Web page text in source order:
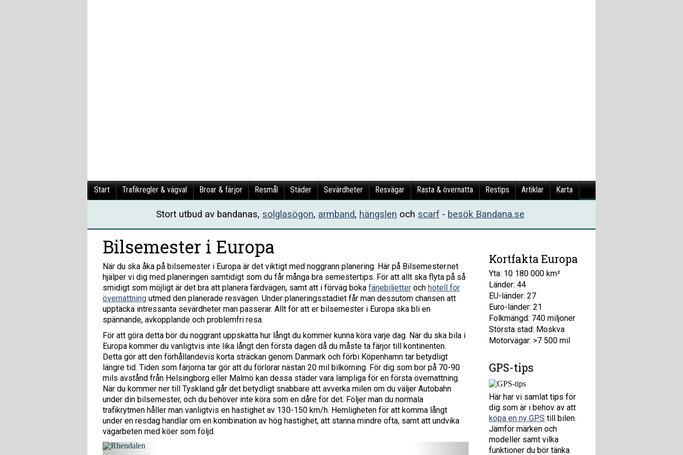
Start Trafikregler & vägval Broar & färjor Resmål Städer Sevärdheter Resvägar Rasta & övernatta Restips Artiklar Karta
Stort utbud av bandanas, solglasögon, armband, hängslen och scarf - besök Bandana.se
Bilsemester i Europa
När du ska åka på bilsemester i Europa är det viktigt med noggrann planering. Här på Bilsemester.net
hjälper vi dig med planeringen samtidigt som du får många bra semestertips. För att allt ska flyta på så
smidigt som möjligt är det bra att planera färdvägen, samt att i förväg boka färjebiljetter och hotell för
övernattning utmed den planerade resvägen. Under planeringsstadiet får man dessutom chansen att
upptäcka intressanta sevärdheter man passerar. Allt för att er bilsemester i Europa ska bli en
spännande, avkopplande och problemfri resa.
För att göra detta bör du noggrant uppskatta hur långt du kommer kunna köra varje dag. När du ska bila i
Europa kommer du vanligtvis inte lika långt den första dagen då du måste ta färjor till kontinenten.
Detta gör att den förhållandevis korta sträckan genom Danmark och förbi Köpenhamn tar betydligt
längre tid. Tiden som färjorna tar gör att du förlorar nästan 20 mil bilkörning. För dig som bor på 70-90
mils avstånd från Helsingborg eller Malmö kan dessa städer vara lämpliga för en första övernattning.
När du kommer ner till Tyskland går det betydligt snabbare att avverka milen om du väljer Autobahn
under din bilsemester, och du behöver inte köra som en dåre för det. Följer man du normala
trafikrytmen håller man vanligtvis en hastighet av 130-150 km/h. Hemligheten för att komma långt
under en resdag handlar om en kombination av hög hastighet, att stanna mindre ofta, samt att undvika
vägarbeten med köer som följd.
Rhendalen
Det är inte för inte att man kallar Rhendalen för
romantiska Rhen. Upptäcka ett 40-tal slott och pittoreska
städer.
Kortfakta Europa
Yta: 10 180 000 km²
Länder: 44
EU-länder: 27
Euro-länder: 21
Folkmängd: 740 miljoner
Största stad: Moskva
Motorvägar: >7 500 mil
GPS-tips
Här har vi samlat tips för
dig som är i behov av att
köpa en ny GPS till bilen.
Jämför märken och
modeller samt vilka
funktioner du bör tänka